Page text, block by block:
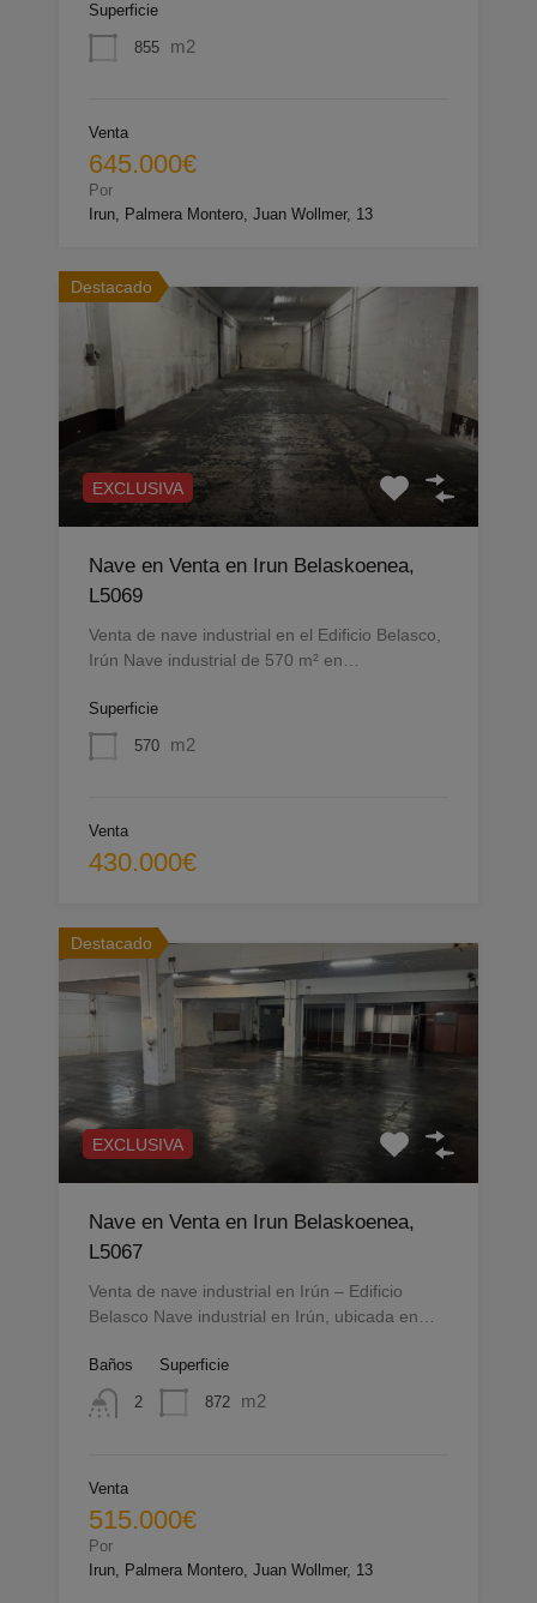
Superficie
855 m2
Venta
645.000€
Por
Irun, Palmera Montero, Juan Wollmer, 13
Destacado
EXCLUSIVA
Nave en Venta en Irun Belaskoenea,
L5069
Venta de nave industrial en el Edificio Belasco,
Irún Nave industrial de 570 m² en…
Superficie
570 m2
Venta
430.000€
Destacado
EXCLUSIVA
Nave en Venta en Irun Belaskoenea,
L5067
Venta de nave industrial en Irún – Edificio
Belasco Nave industrial en Irún, ubicada en…
Baños
2
Superficie
872 m2
Venta
515.000€
Por
Irun, Palmera Montero, Juan Wollmer, 13